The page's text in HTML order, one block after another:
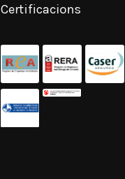
Certificacions